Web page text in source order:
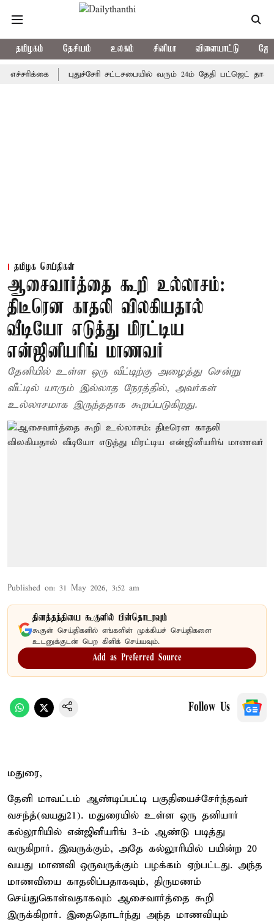
தமிழகம் தேசியம் உலகம் சினிமா விளையாட்டு
புதுச்சேரி சட்டசபையில் வரும் 24ம் தேதி பட்ஜெட் தாக்கல்
தமிழக செய்திகள்
ஆசைவார்த்தை கூறி உல்லாசம்:
திடீரென காதலி விலகியதால்
வீடியோ எடுத்து மிரட்டிய
என்ஜினீயரிங் மாணவர்
தேனியில் உள்ள ஒரு வீட்டிற்கு அழைத்து சென்று
வீட்டில் யாரும் இல்லாத நேரத்தில், அவர்கள்
உல்லாசமாக இருந்ததாக கூறப்படுகிறது.
Published on: 31 May 2026, 3:52 am
தினத்தந்தியை கூகுளில் பின்தொடரவும்
கூகுள் செய்திகளில் எங்களின் முக்கியச் செய்திகளை
உடனுக்குடன் பெற கிளிக் செய்யவும்.
Add as Preferred Source
Follow Us
மதுரை,
தேனி மாவட்டம் ஆண்டிப்பட்டி பகுதியைச்சேர்ந்தவர்
வசந்த்(வயது21). மதுரையில் உள்ள ஒரு தனியார்
கல்லூரியில் என்ஜினீயரிங் 3-ம் ஆண்டு படித்து
வருகிறார். இவருக்கும், அதே கல்லூரியில் பயின்ற 20
வயது மாணவி ஒருவருக்கும் பழக்கம் ஏற்பட்டது. அந்த
மாணவியை காதலிப்பதாகவும், திருமணம்
செய்துகொள்வதாகவும் ஆசைவார்த்தை கூறி
இருக்கிறார். இதைதொடர்ந்து அந்த மாணவியும்